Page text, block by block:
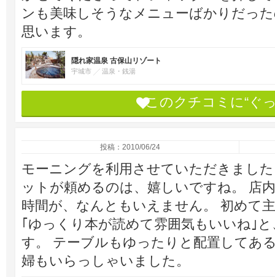
ンも美味しそうなメニューばかりだっ
思います。
隠れ家温泉 古保山リゾート
宇城市 温泉・銭湯
このクチコミに“ぐ
投稿：2010/06/24
モーニングを利用させていただきまし
ットが頼めるのは、嬉しいですね。 店
時間が、なんともいえません。 初めて
｢ゆっくり本が読めて雰囲気もいいね｣
す。 テーブルもゆったりと配置してあ
婦もいらっしゃいました。